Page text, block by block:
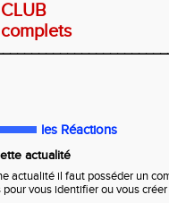
les Réactions
actualité
actualité il faut posséder un
pour vous identifier ou vous